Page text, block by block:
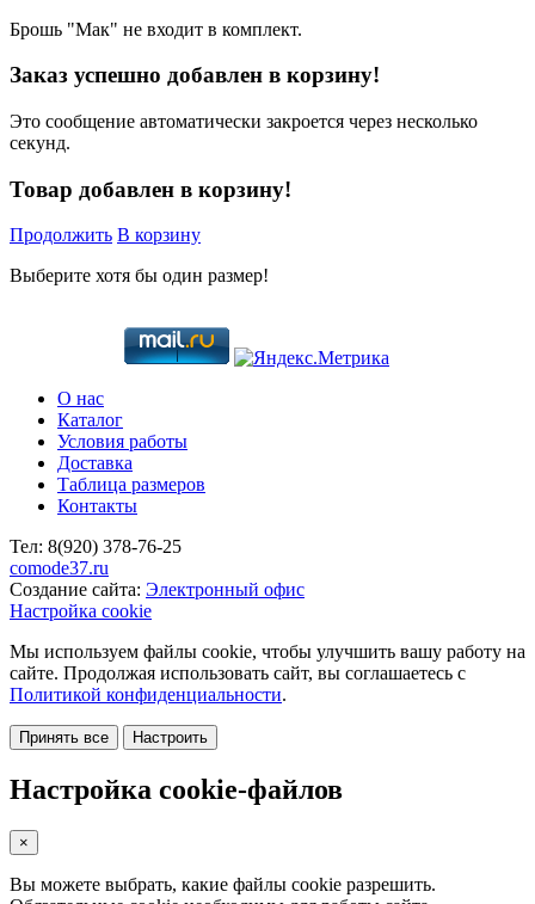
Брошь "Мак" не входит в комплект.
Заказ успешно добавлен в корзину!
Это сообщение автоматически закроется через несколько
секунд.
Товар добавлен в корзину!
Продолжить В корзину
Выберите хотя бы один размер!
О нас
Каталог
Условия работы
Доставка
Таблица размеров
Контакты
Тел: 8(920) 378-76-25
comode37.ru
Создание сайта: Электронный офис
Настройка cookie
Мы используем файлы cookie, чтобы улучшить вашу работу на
сайте. Продолжая использовать сайт, вы соглашаетесь с
Политикой конфиденциальности.
Принять все Настроить
Настройка cookie-файлов
×
Вы можете выбрать, какие файлы cookie разрешить.